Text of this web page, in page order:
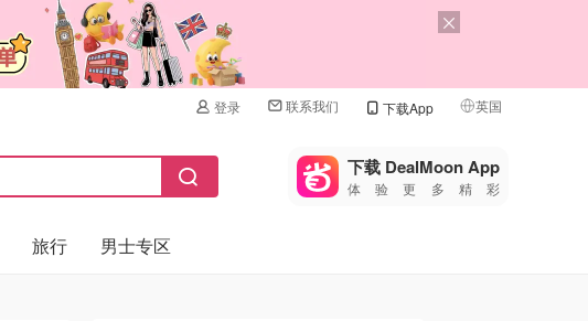
登录 联系我们 下载App 英国
🇺🇸
🇨🇳 中国
下载 DealMoon App
体验更多精彩
旅行 男士专区